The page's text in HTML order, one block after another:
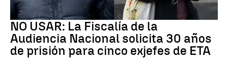
ETA
NO USAR: La Fiscalía de la
Audiencia Nacional solicita 30 años
de prisión para cinco exjefes de ETA